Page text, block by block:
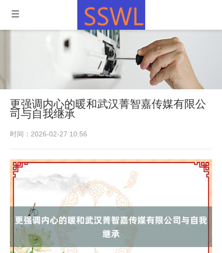
更强调内心的暖和武汉菁智嘉传媒有限公
司与自我继承
时间：2026-02-27 10:56